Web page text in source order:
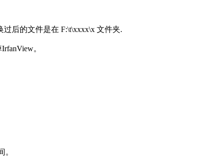
后的文件是在 F:\t\xxxx\x 文件夹.
。